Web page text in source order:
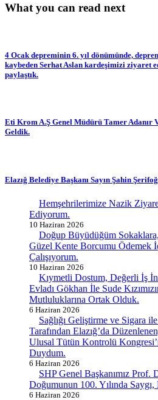
What you can read next
4 Ocak depreminin 6. yıl dönümünde,
kaybeden Serhat Aslan kardeşimizi ziyaret
paylaştık.
Eti Krom A.Ş Genel Müdürü Tamer
Geldik.
Elazığ Belediye Başkanı Sayın Şahin
Hemşehrilerimize Nazik
Ediyorum.
10 Haziran 2026
Doğup Büyüdüğüm
Güzel Kente Borcumu Ödemek
Çalışıyorum.
10 Haziran 2026
Kıymetli Dostum, Değerli İş
Evladı Gökhan İle Sude
Mutluluklarına Ortak Olduk.
6 Haziran 2026
Sağlığı Geliştirme ve Sigara
Tarafından Elazığ’da
Ulusal Tütün Kontrolü
Duydum.
6 Haziran 2026
SHP Genel Başkanımız Prof.
Doğumunun 100. Yılında
6 Haziran 2026